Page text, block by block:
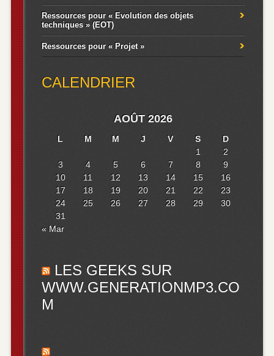
Ressources pour « Evolution des objets
techniques » (EOT)
Ressources pour « Projet »
CALENDRIER
AOÛT 2026
L M M J V S
D
1
2
3
4 5 6 7 8
9
10
11 12 13 14 15
16
17
18 19 20 21 22
23
24
25 26 27 28 29
30
31
« Mar
LES GEEKS SUR
WWW.GENERATIONMP3.CO
M